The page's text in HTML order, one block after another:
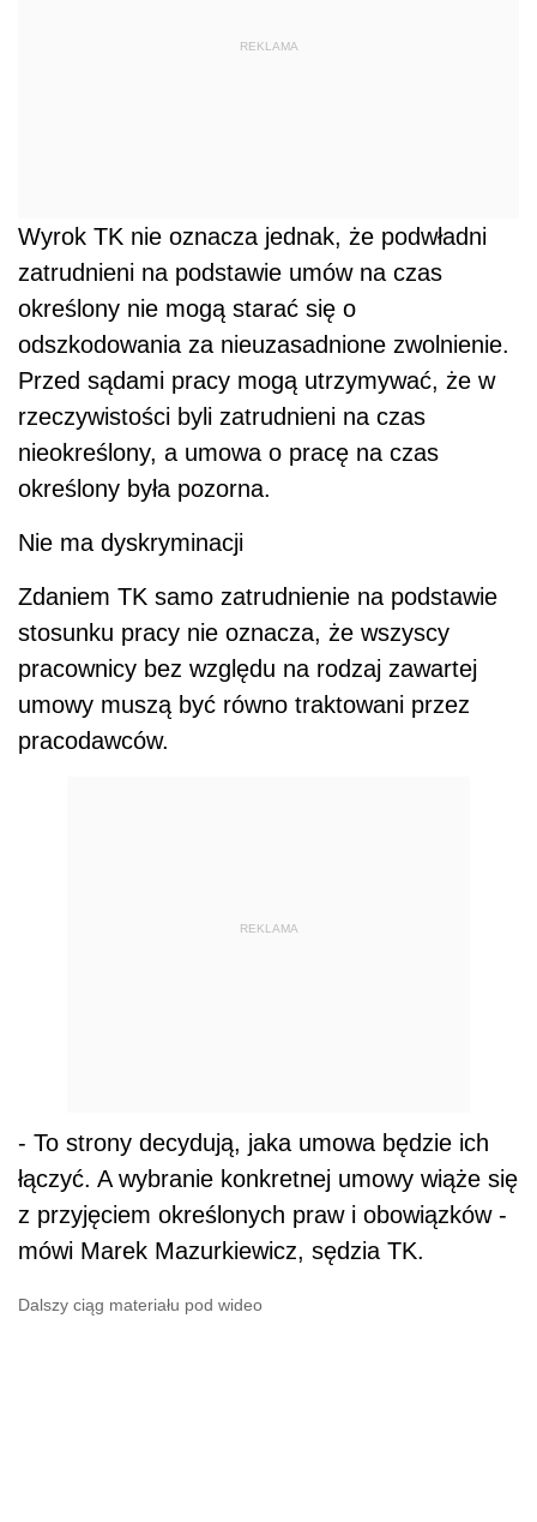
REKLAMA
Wyrok TK nie oznacza jednak, że podwładni
zatrudnieni na podstawie umów na czas
określony nie mogą starać się o
odszkodowania za nieuzasadnione zwolnienie.
Przed sądami pracy mogą utrzymywać, że w
rzeczywistości byli zatrudnieni na czas
nieokreślony, a umowa o pracę na czas
określony była pozorna.
Nie ma dyskryminacji
Zdaniem TK samo zatrudnienie na podstawie
stosunku pracy nie oznacza, że wszyscy
pracownicy bez względu na rodzaj zawartej
umowy muszą być równo traktowani przez
pracodawców.
REKLAMA
- To strony decydują, jaka umowa będzie ich
łączyć. A wybranie konkretnej umowy wiąże się
z przyjęciem określonych praw i obowiązków -
mówi Marek Mazurkiewicz, sędzia TK.
Dalszy ciąg materiału pod wideo